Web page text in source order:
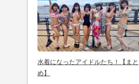
水着になったアイドルたち！【まと
め】